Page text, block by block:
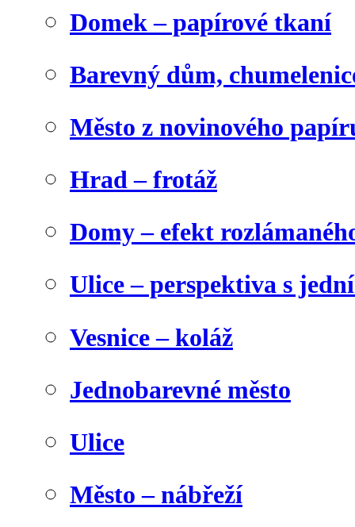
Domek – papírové tkaní
Barevný dům,
Město z novinového
Hrad – frotáž
Domy – efekt
Ulice – perspektiva s
Vesnice – koláž
Jednobarevné město
Ulice
Město – nábřeží